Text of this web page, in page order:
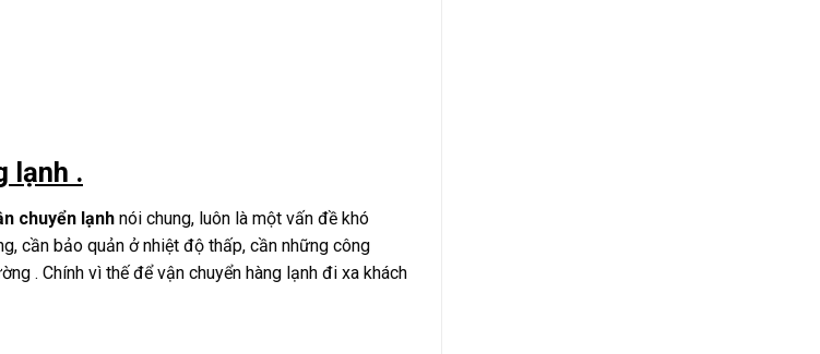
lạnh .
chuyển lạnh nói chung, luôn là một vấn đề khó
cần bảo quản ở nhiệt độ thấp, cần những công
. Chính vì thế để vận chuyển hàng lạnh đi xa khách